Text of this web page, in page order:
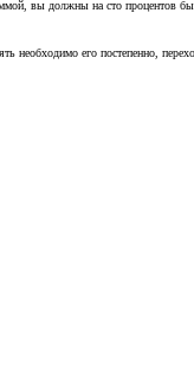
вы должны на сто процентов
необходимо его постепенно,